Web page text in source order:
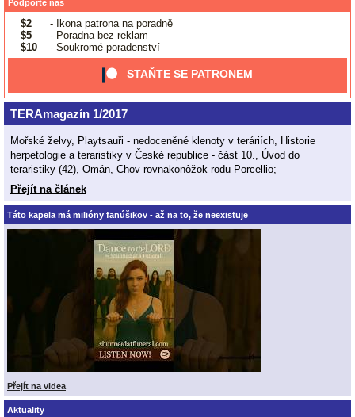
Podpořte nás
$2
- Ikona patrona na poradně
$5
- Poradna bez reklam
$10
- Soukromé poradenství
STAŇTE SE PATRONEM
TERAmagazín 1/2017
Mořské želvy, Playtsauři - nedoceněné klenoty v teráriích, Historie
herpetologie a teraristiky v České republice - část 10., Úvod do
teraristiky (42), Omán, Chov rovnakonôžok rodu Porcellio;
Přejít na článek
Táto kapela má milióny fanúšikov - až na to, že neexistuje
Přejít na videa
Aktuality